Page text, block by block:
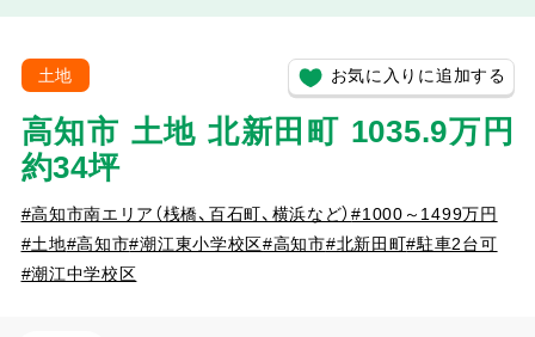
土地
高知市 土地 北新田町 1035.9万円
約34坪
#高知市南エリア（桟橋、百石町、横浜など）#1000～1499万円
#土地#高知市#潮江東小学校区#高知市#北新田町#駐車2台可
#潮江中学校区
お気に入りに追加する